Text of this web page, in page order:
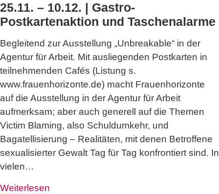
25.11. – 10.12. | Gastro-
Postkartenaktion und Taschenalarme
Begleitend zur Ausstellung „Unbreakable“ in der
Agentur für Arbeit. Mit ausliegenden Postkarten in
teilnehmenden Cafés (Listung s.
www.frauenhorizonte.de) macht Frauenhorizonte
auf die Ausstellung in der Agentur für Arbeit
aufmerksam; aber auch generell auf die Themen
Victim Blaming, also Schuldumkehr, und
Bagatellisierung – Realitäten, mit denen Betroffene
sexualisierter Gewalt Tag für Tag konfrontiert sind. In
vielen…
Weiterlesen